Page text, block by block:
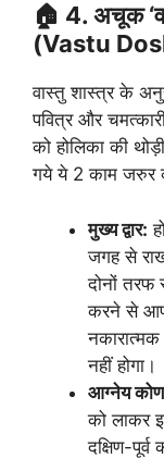
🏠 4. अचूक
(Vastu
वास्तु शास्त्र के
पवित्र और
को होलिका की
गये ये 2 काम जरुर
मुख्य द्वार:
जगह से
दोनों तरफ
करने से
नहीं होगा।
आग्नेय
को लाकर
दक्षिण-